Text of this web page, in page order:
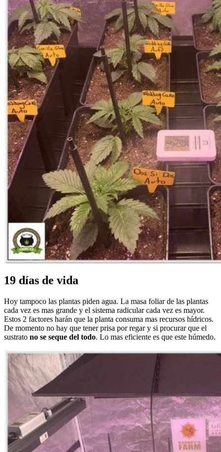
19 días de vida
Hoy tampoco las plantas piden agua. La masa foliar de las plantas
cada vez es mas grande y el sistema radicular cada vez es mayor.
Estos 2 factores harán que la planta consuma mas recursos hídricos.
De momento no hay que tener prisa por regar y si procurar que el
sustrato no se seque del todo. Lo mas eficiente es que este húmedo.